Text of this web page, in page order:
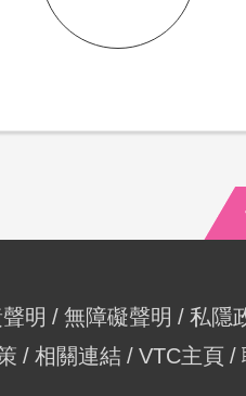
明 無障礙聲明
私隱
相關連結 VTC主頁